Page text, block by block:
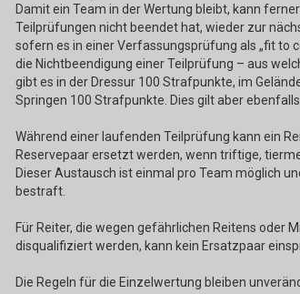
Damit ein Team in der Wertung bleibt, kann
Teilprüfungen nicht beendet hat, wieder zur
sofern es in einer Verfassungsprüfung als „fit to
die Nichtbeendigung einer Teilprüfung – aus
gibt es in der Dressur 100 Strafpunkte, im
Springen 100 Strafpunkte. Dies gilt aber
Während einer laufenden Teilprüfung kann ein
Reservepaar ersetzt werden, wenn triftige,
Dieser Austausch ist einmal pro Team möglich
bestraft.
Für Reiter, die wegen gefährlichen Reitens oder
disqualifiziert werden, kann kein Ersatzpaar
Die Regeln für die Einzelwertung bleiben